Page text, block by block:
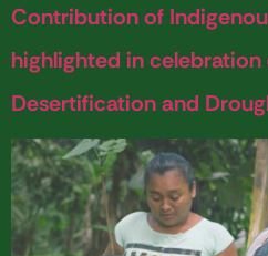
Contribution of
highlighted in celebration
Desertification and